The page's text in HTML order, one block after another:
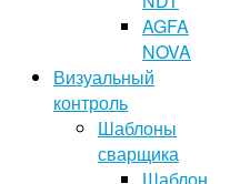
AGFA
NOVA
Визуальный
контроль
Шаблоны
сварщика